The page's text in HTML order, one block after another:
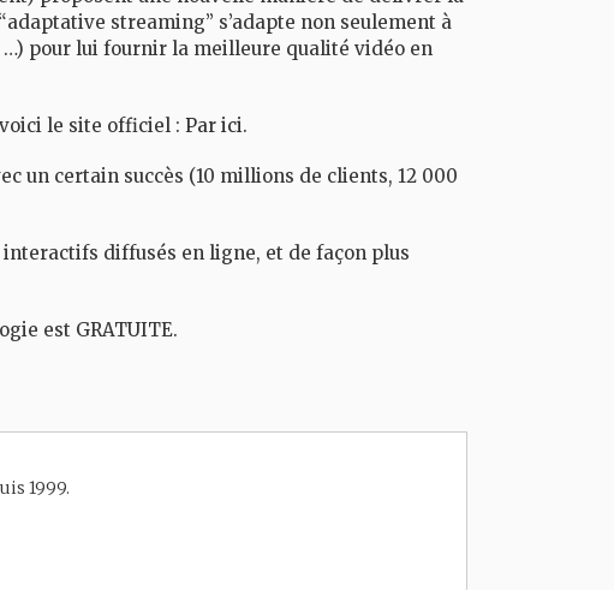
streaming” s’adapte non seulement à
…) pour lui fournir la meilleure qualité vidéo en
le site officiel : Par ici.
un certain succès (10 millions de clients, 12 000
diffusés en ligne, et de façon plus
est GRATUITE.
1999.